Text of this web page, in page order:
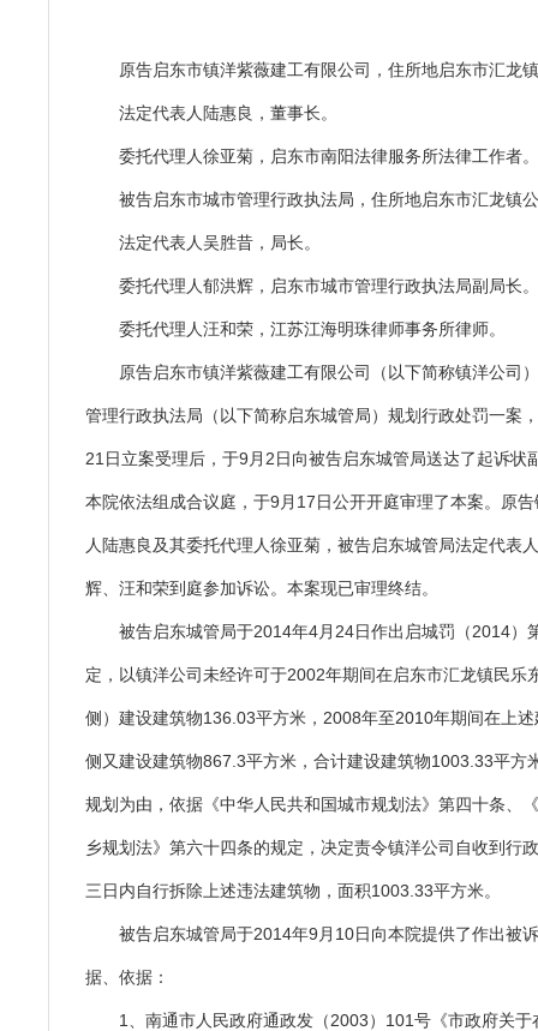
原告启东市镇洋紫薇建工有限公司，住所地启东市汇龙
法定代表人陆惠良，董事长。
委托代理人徐亚菊，启东市南阳法律服务所法律工作者。
被告启东市城市管理行政执法局，住所地启东市汇龙镇
法定代表人吴胜昔，局长。
委托代理人郁洪辉，启东市城市管理行政执法局副局长。
委托代理人汪和荣，江苏江海明珠律师事务所律师。
原告启东市镇洋紫薇建工有限公司（以下简称镇洋公司
管理行政执法局（以下简称启东城管局）规划行政处罚一案
21日立案受理后，于9月2日向被告启东城管局送达了起诉状
本院依法组成合议庭，于9月17日公开开庭审理了本案。原
人陆惠良及其委托代理人徐亚菊，被告启东城管局法定代表
辉、汪和荣到庭参加诉讼。本案现已审理终结。
被告启东城管局于2014年4月24日作出启城罚（2014）
定，以镇洋公司未经许可于2002年期间在启东市汇龙镇民乐
侧）建设建筑物136.03平方米，2008年至2010年期间在上
侧又建设建筑物867.3平方米，合计建设建筑物1003.33平方
规划为由，依据《中华人民共和国城市规划法》第四十条、
乡规划法》第六十四条的规定，决定责令镇洋公司自收到行
三日内自行拆除上述违法建筑物，面积1003.33平方米。
被告启东城管局于2014年9月10日向本院提供了作出被
据、依据：
1、南通市人民政府通政发（2003）101号《市政府关